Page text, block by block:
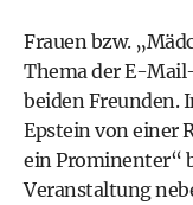
Frauen bzw.
Thema der E-
beiden Freunden.
Epstein von einer
ein Prominenter“
Veranstaltung